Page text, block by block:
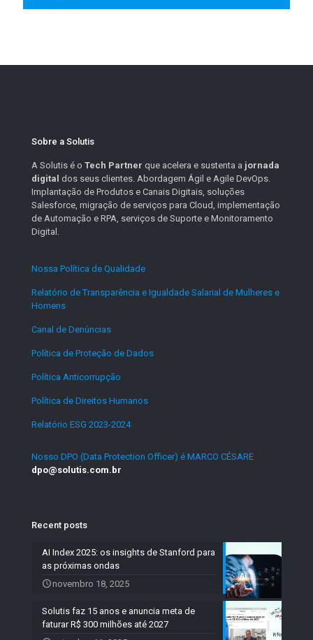
Sobre a Solutis
A Solutis é o Tech Partner que acelera e sustenta a jornada
digital dos seus clientes. Abordagem Ágil e Agile DevOps.
Implantação de Produtos e Canais Digitais, soluções
Salesforce, migração de serviços para Cloud, implementação
de Automação e RPA, serviços de Suporte e Monitoramento
Digital.
Nossa Política de Qualidade
Relatório de Transparência e Igualdade Salarial de Mulheres e
Homens
Canal de Denúncias
Política de Proteção de Dados
Política Anticorrupção
Política de Direitos Humanos
Relatório ESG 2023-2024.
Nosso DPO (Data Protection Officer) é MARCO CÉSARE
dpo@solutis.com.br
Recent posts
AI Index 2025: os insights de Stanford para
as próximas ondas
novembro 18, 2025
Solutis faz 15 anos e anuncia meta de
faturar R$ 300 milhões até 2027